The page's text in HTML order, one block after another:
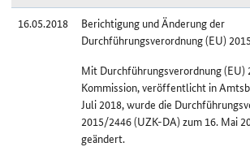
16.05.2018
Berichtigung und Änderung der
Durchführungsverordnung (EU)
Mit Durchführungsverordnung (EU)
Kommission, veröffentlicht in
Juli 2018, wurde die
2015/2446 (UZK-DA) zum 16. Mai
geändert.